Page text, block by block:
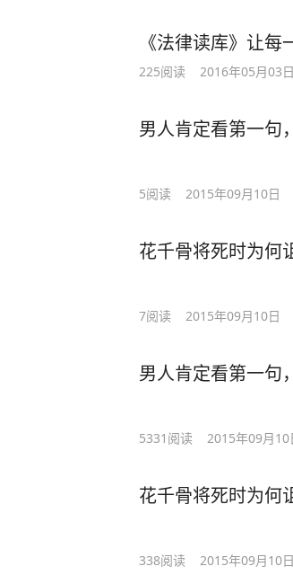
《法律读库》让
225阅读 2016年05月03日
男人肯定看第一句
5阅读 2015年09月10日
花千骨将死时为何
7阅读 2015年09月10日
男人肯定看第一句
5331 阅读 2015年09月10
花千骨将死时为何
338阅读 2015年09月10日